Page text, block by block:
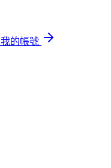
我的帳號